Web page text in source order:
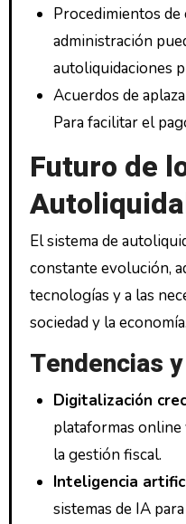
Procedimientos de
administración
autoliquidaciones
Acuerdos de
Para facilitar el
Futuro de
El sistema de
constante evolución,
tecnologías y a las
sociedad y la economía.
Tendencias
Digitalización
plataformas online
la gestión fiscal.
Inteligencia
sistemas de IA